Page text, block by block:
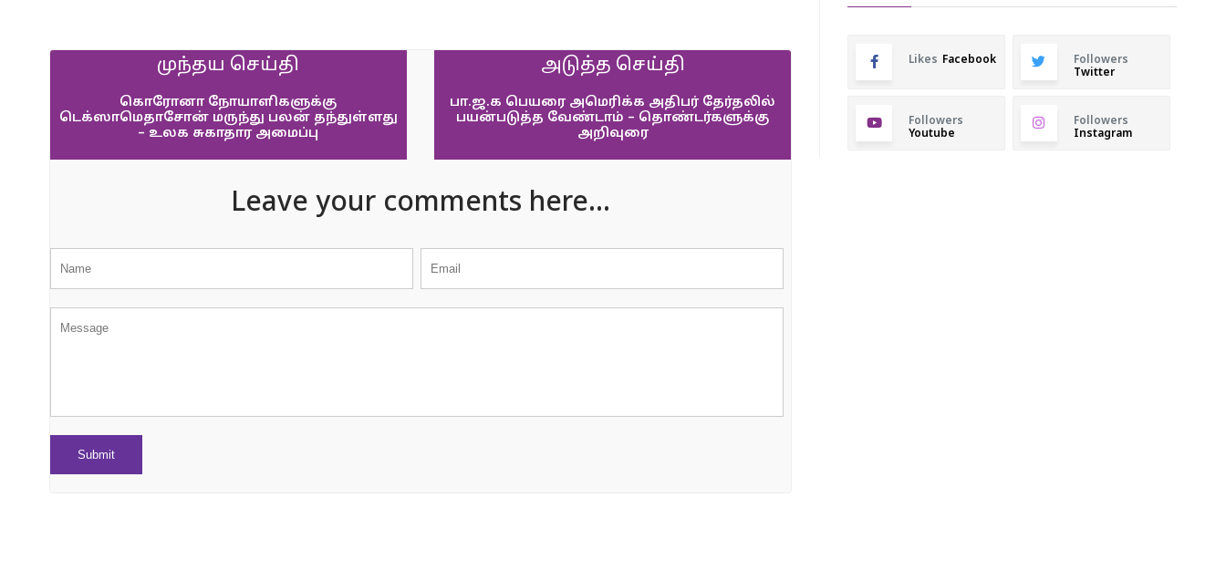
முந்தய செய்தி
கொரோனா நோயாளிகளுக்கு
டெக்ஸாமெதாசோன் மருந்து பலன் தந்துள்ளது
– உலக சுகாதார அமைப்பு
அடுத்த செய்தி
பா.ஜ.க பெயரை அமெரிக்க அதிபர் தேர்தலில்
பயன்படுத்த வேண்டாம் – தொண்டர்களுக்கு
அறிவுரை
Leave your comments here...
Likes Facebook
Followers
Twitter
Followers
Youtube
Followers
Instagram